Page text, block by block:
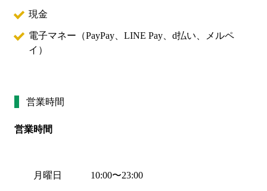
現金
電子マネー（PayPay、LINE Pay、d払い、メルペ
イ ）
営業時間
営業時間
月曜日 10:00〜23:00